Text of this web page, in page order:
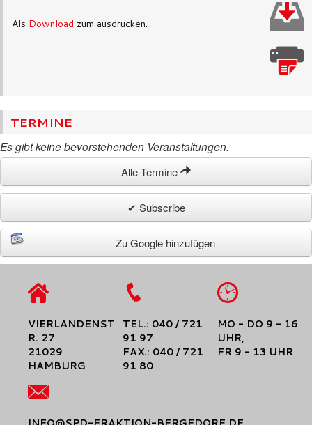
Als Download zum ausdrucken.
TERMINE
Es gibt keine bevorstehenden Veranstaltungen.
Alle Termine
✔ Subscribe
Zu Google hinzufügen
VIERLANDENST
R. 27
21029
HAMBURG
TEL.: 040 / 721
91 97
FAX.: 040 / 721
91 80
MO - DO 9 - 16
UHR,
FR 9 - 13 UHR